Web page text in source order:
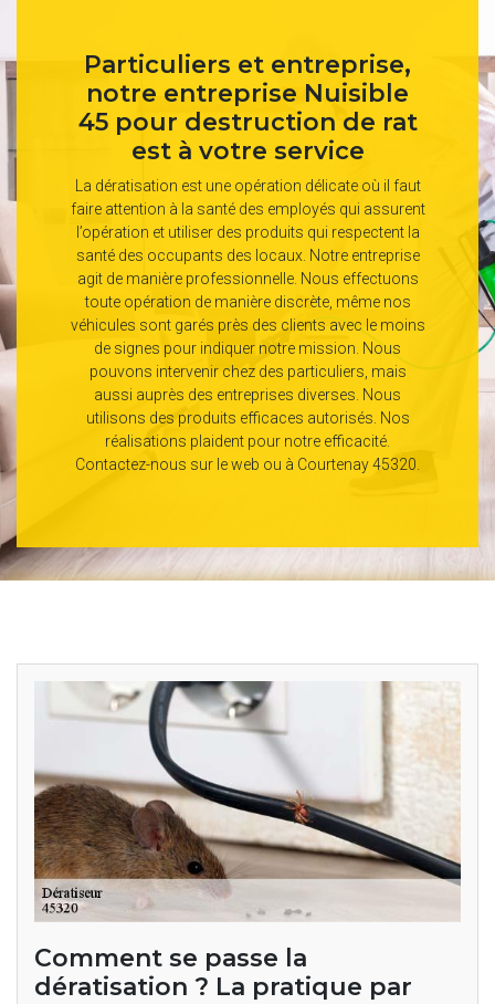
Particuliers et entreprise,
notre entreprise Nuisible
45 pour destruction de rat
est à votre service
La dératisation est une opération délicate où il faut
faire attention à la santé des employés qui assurent
l’opération et utiliser des produits qui respectent la
santé des occupants des locaux. Notre entreprise
agit de manière professionnelle. Nous effectuons
toute opération de manière discrète, même nos
véhicules sont garés près des clients avec le moins
de signes pour indiquer notre mission. Nous
pouvons intervenir chez des particuliers, mais
aussi auprès des entreprises diverses. Nous
utilisons des produits efficaces autorisés. Nos
réalisations plaident pour notre efficacité.
Contactez-nous sur le web ou à Courtenay 45320.
Comment se passe la
dératisation ? La pratique par